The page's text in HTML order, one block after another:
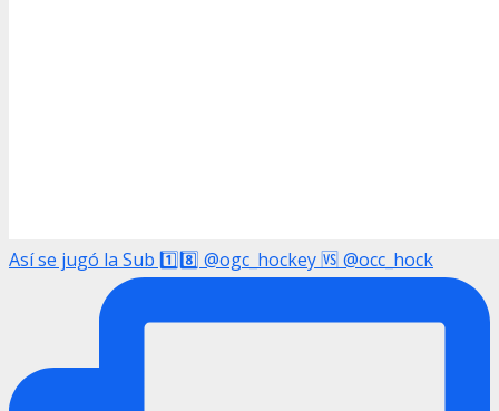
Así se jugó la Sub 1️⃣8️⃣ @ogc_hockey 🆚 @occ_hock